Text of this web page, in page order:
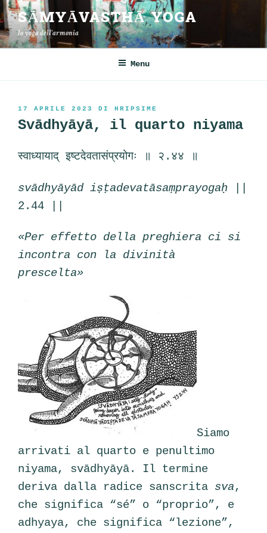
Salta
al
contenuto
SĀMYĀVASTHĀ YOGA
lo yoga dell'armonia
Menu
PUBBLICATO
IL
17 APRILE 2023 DI HRIPSIME
Svādhyāyā, il quarto niyama
स्वाध्यायाद् इष्टदेवतासंप्रयोगः ॥ २.४४ ॥
svādhyāyād iṣṭadevatāsaṃprayogaḥ
2.44 ||
«Per effetto della preghiera ci si
incontra con la divinità
prescelta»
Siamo
arrivati al quarto e penultimo
niyama, svādhyāyā. Il termine
deriva dalla radice sanscrita sva,
che significa “sé” o “proprio”, e
adhyaya, che significa “lezione”,